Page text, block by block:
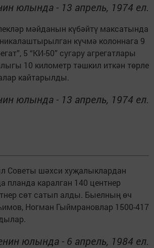
юлында - 13 апрель, 1974 ел.
мәйданын күбәйтү максатында
күчмә колоннага 9
5 “КИ-50” сугару агрегатлары
10 километр тәшкил иткән төрле
кайтарылды.
юлында - 13 апрель, 1974 ел.
Советы шәхси хуҗалыклардан
планда каралган 140 центнер
сөт сатып алды. Быелның өч
Ногман Гыймрановлар 1500-417
юлында - 6 апрель, 1984 ел.